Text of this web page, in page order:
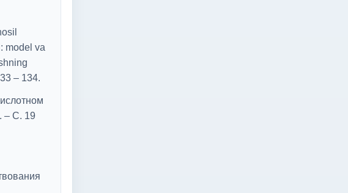
model va
– 134.
– С. 19